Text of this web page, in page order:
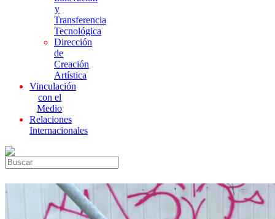
y
Transferencia
Tecnológica
Dirección
de
Creación
Artística
Vinculación
con el
Medio
Relaciones
Internacionales